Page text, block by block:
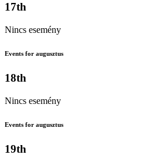
17th
Nincs esemény
Events for augusztus
18th
Nincs esemény
Events for augusztus
19th